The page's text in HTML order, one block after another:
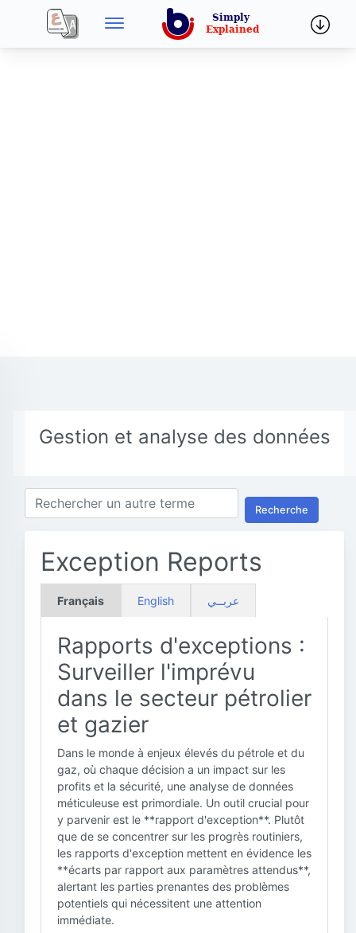
Gestion et analyse des données
Recherche
Exception Reports
Français English عربــي
Rapports d'exceptions :
Surveiller l'imprévu
dans le secteur pétrolier
et gazier
Dans le monde à enjeux élevés du pétrole et du
gaz, où chaque décision a un impact sur les
profits et la sécurité, une analyse de données
méticuleuse est primordiale. Un outil crucial pour
y parvenir est le **rapport d'exception**. Plutôt
que de se concentrer sur les progrès routiniers,
les rapports d'exception mettent en évidence les
**écarts par rapport aux paramètres attendus**,
alertant les parties prenantes des problèmes
potentiels qui nécessitent une attention
immédiate.